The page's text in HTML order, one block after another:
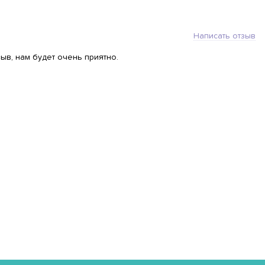
Написать отзыв
нам будет очень приятно.